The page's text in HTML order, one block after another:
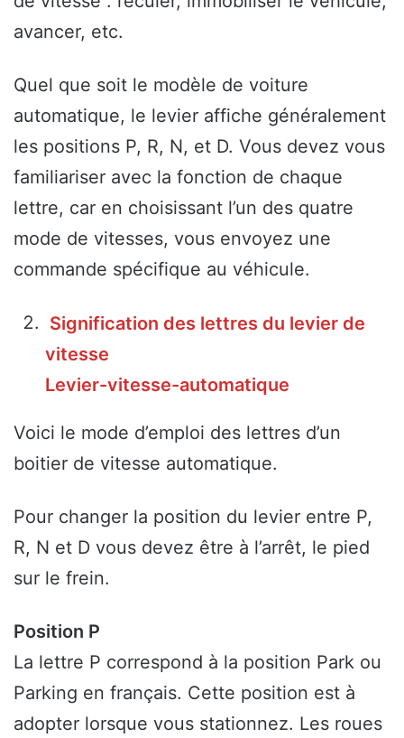
avancer, etc.
Quel que soit le modèle de voiture
automatique, le levier affiche généralement
les positions P, R, N, et D. Vous devez vous
familiariser avec la fonction de chaque
lettre, car en choisissant l’un des quatre
mode de vitesses, vous envoyez une
commande spécifique au véhicule.
Signification des lettres du levier de
vitesse
Levier-vitesse-automatique
Voici le mode d’emploi des lettres d’un
boitier de vitesse automatique.
Pour changer la position du levier entre P,
R, N et D vous devez être à l’arrêt, le pied
sur le frein.
Position P
La lettre P correspond à la position Park ou
Parking en français. Cette position est à
adopter lorsque vous stationnez. Les roues